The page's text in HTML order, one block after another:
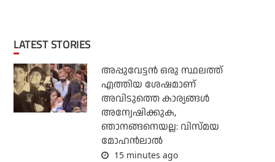
LATEST STORIES
അപ്പുവേട്ടന്‍ ഒരു സ്ഥലത്ത്
എത്തിയ ശേഷമാണ്
അവിടുത്തെ കാര്യങ്ങള്‍
അന്വേഷിക്കുക,
ഞാനങ്ങനെയല്ല: വിസ്മയ
മോഹന്‍ലാല്‍
15 minutes ago